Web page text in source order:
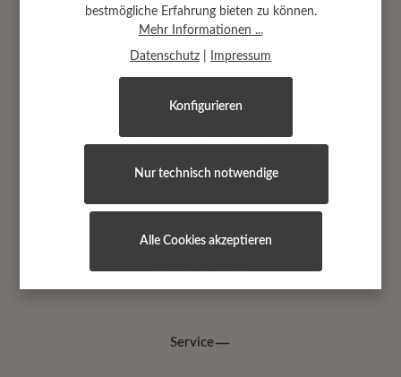
Abtsäckerstr. 30 · 74189 Weinsberg
(bei Heilbronn)
Öffnungszeiten
9.00 - 17.00 Uhr
9.00 - 19.00 Uhr
jeden 1.+ 3. Samstag im Monat
Service
bestmögliche Erfahrung bieten zu können.
Mehr Informationen ...
Datenschutz Impressum
Nur technisch notwendige
Konfigurieren
Alle Cookies akzeptieren